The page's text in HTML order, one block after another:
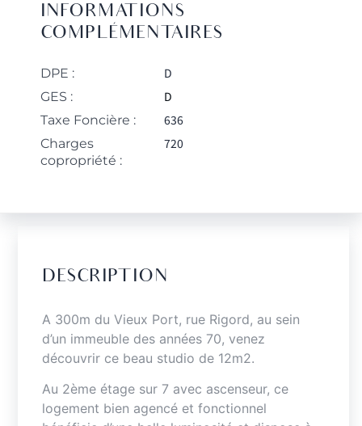
INFORMATIONS
COMPLÉMENTAIRES
DPE : D
GES : D
Taxe Foncière : 636
Charges
copropriété :
720
DESCRIPTION
A 300m du Vieux Port, rue Rigord, au sein
d’un immeuble des années 70, venez
découvrir ce beau studio de 12m2.
Au 2ème étage sur 7 avec ascenseur, ce
logement bien agencé et fonctionnel